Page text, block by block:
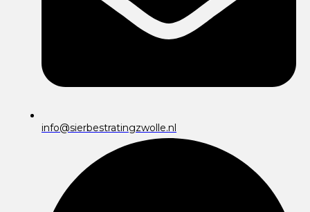
info@sierbestratingzwolle.nl